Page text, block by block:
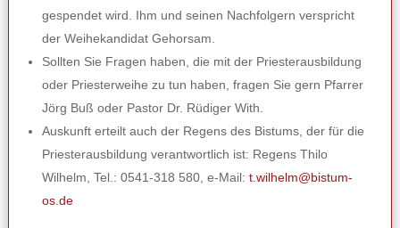
gespendet wird. Ihm und seinen Nachfolgern verspricht
der Weihekandidat Gehorsam.
Sollten Sie Fragen haben, die mit der Priesterausbildung
oder Priesterweihe zu tun haben, fragen Sie gern Pfarrer
Jörg Buß oder Pastor Dr. Rüdiger With.
Auskunft erteilt auch der Regens des Bistums, der für die
Priesterausbildung verantwortlich ist: Regens Thilo
Wilhelm, Tel.: 0541-318 580, e-Mail: t.wilhelm@bistum-
os.de